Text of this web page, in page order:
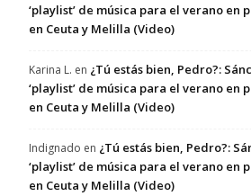
‘playlist’ de música para el verano en
en Ceuta y Melilla (Video)
Karina L. en ¿Tú estás bien, Pedro?:
‘playlist’ de música para el verano en
en Ceuta y Melilla (Video)
Indignado en ¿Tú estás bien, Pedro?:
‘playlist’ de música para el verano en
en Ceuta y Melilla (Video)